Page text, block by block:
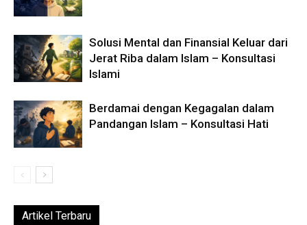
Solusi Mental dan Finansial Keluar dari
Jerat Riba dalam Islam – Konsultasi
Islami
Berdamai dengan Kegagalan dalam
Pandangan Islam – Konsultasi Hati
Artikel Terbaru